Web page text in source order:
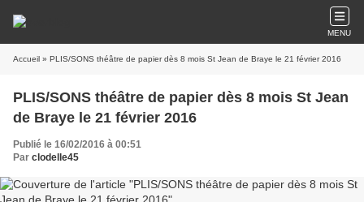
MENU
Accueil » PLIS/SONS théâtre de papier dès 8 mois St Jean de Braye le 21 février 2016
PLIS/SONS théâtre de papier dès 8 mois St Jean
de Braye le 21 février 2016
Publié le 16/02/2016 à 00:51
Par clodelle45